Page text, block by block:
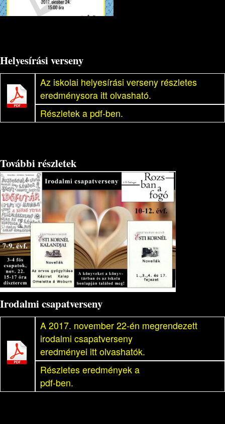
Helyesírási verseny
Az iskolai helyesírási verseny részletes
eredménysora itt olvasható.
Részletek a pdf-ben.
További részletek
Irodalmi csapatverseny
A 2017. november 22-én megrendezett
irodalmi csapatverseny
eredményei itt olvashatók.
Részletes eredmények a
pdf-ben.